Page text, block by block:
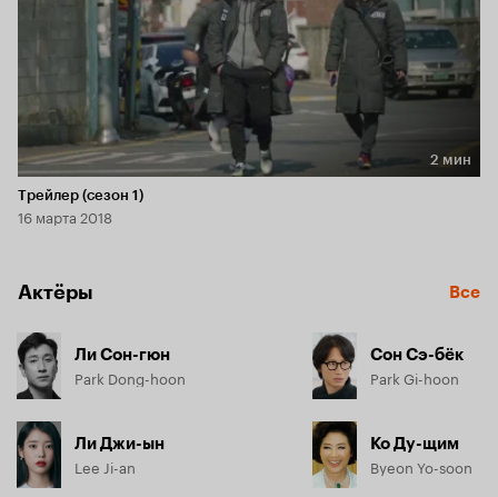
Длительность 2 мин
2 мин
Трейлер (сезон 1)
16 марта 2018
Актёры Все
Ли Сон-гюн
Park Dong-hoon
Ли Джи-ын
Lee Ji-an
Сон Сэ-бёк
Park Gi-hoon
Ко Ду-щим
Byeon Yo-soon